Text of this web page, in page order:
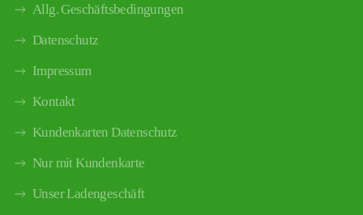
Allg. Geschäftsbedingungen
Datenschutz
Impressum
Kontakt
Kundenkarten Datenschutz
Nur mit Kundenkarte
Unser Ladengeschäft